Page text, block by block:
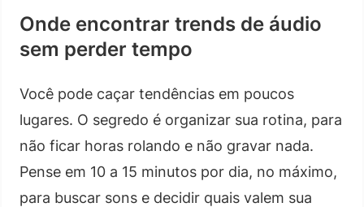
Onde encontrar trends de áudio
sem perder tempo
Você pode caçar tendências em poucos
lugares. O segredo é organizar sua rotina, para
não ficar horas rolando e não gravar nada.
Pense em 10 a 15 minutos por dia, no máximo,
para buscar sons e decidir quais valem sua